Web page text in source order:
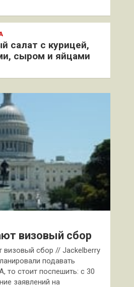
салат с курицей,
сыром и яйцами
визовый сбор
сбор // Jackelberry
подавать
то стоит поспешить: с 30
заявлений на